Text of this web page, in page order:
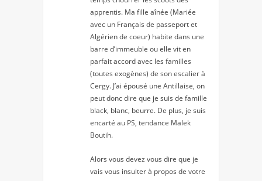
apprentis. Ma fille aînée (Mariée
avec un Français de passeport et
Algérien de coeur) habite dans une
barre d’immeuble ou elle vit en
parfait accord avec les familles
(toutes exogènes) de son escalier à
Cergy. J’ai épousé une Antillaise, on
peut donc dire que je suis de famille
black, blanc, beurre. De plus, je suis
encarté au PS, tendance Malek
Boutih.
Alors vous devez vous dire que je
vais vous insulter à propos de votre